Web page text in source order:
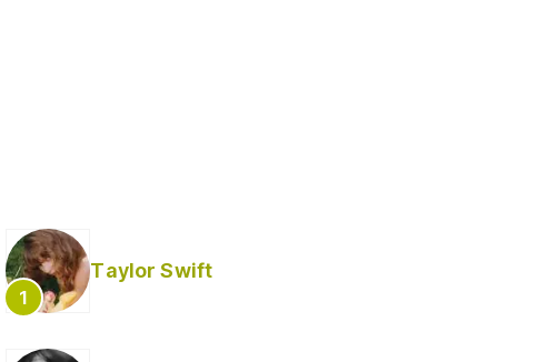
Taylor Swift